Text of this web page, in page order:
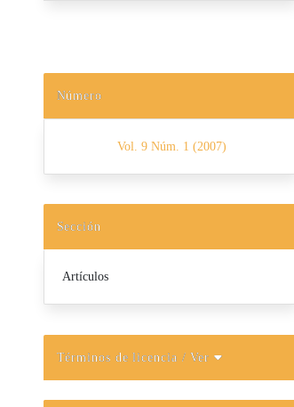
Número
Vol. 9 Núm. 1 (2007)
Sección
Artículos
Términos de licencia / Ver